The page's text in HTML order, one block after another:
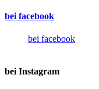
bei facebook
bei facebook
bei Instagram